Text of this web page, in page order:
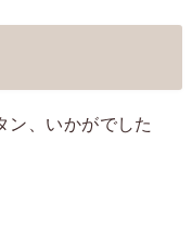
ン、いかがでした